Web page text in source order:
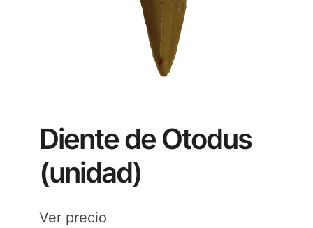
Diente de Otodus
(unidad)
Ver precio